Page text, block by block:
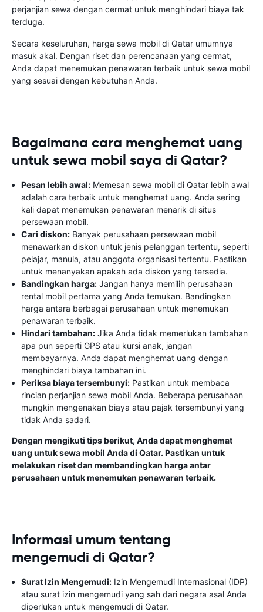
perjanjian sewa dengan cermat untuk menghindari biaya tak
terduga.
Secara keseluruhan, harga sewa mobil di Qatar umumnya
masuk akal. Dengan riset dan perencanaan yang cermat,
Anda dapat menemukan penawaran terbaik untuk sewa mobil
yang sesuai dengan kebutuhan Anda.
Bagaimana cara menghemat uang
untuk sewa mobil saya di Qatar?
Pesan lebih awal: Memesan sewa mobil di Qatar lebih awal
adalah cara terbaik untuk menghemat uang. Anda sering
kali dapat menemukan penawaran menarik di situs
persewaan mobil.
Cari diskon: Banyak perusahaan persewaan mobil
menawarkan diskon untuk jenis pelanggan tertentu, seperti
pelajar, manula, atau anggota organisasi tertentu. Pastikan
untuk menanyakan apakah ada diskon yang tersedia.
Bandingkan harga: Jangan hanya memilih perusahaan
rental mobil pertama yang Anda temukan. Bandingkan
harga antara berbagai perusahaan untuk menemukan
penawaran terbaik.
Hindari tambahan: Jika Anda tidak memerlukan tambahan
apa pun seperti GPS atau kursi anak, jangan
membayarnya. Anda dapat menghemat uang dengan
menghindari biaya tambahan ini.
Periksa biaya tersembunyi: Pastikan untuk membaca
rincian perjanjian sewa mobil Anda. Beberapa perusahaan
mungkin mengenakan biaya atau pajak tersembunyi yang
tidak Anda sadari.
Dengan mengikuti tips berikut, Anda dapat menghemat
uang untuk sewa mobil Anda di Qatar. Pastikan untuk
melakukan riset dan membandingkan harga antar
perusahaan untuk menemukan penawaran terbaik.
Informasi umum tentang
mengemudi di Qatar?
Surat Izin Mengemudi: Izin Mengemudi Internasional (IDP)
atau surat izin mengemudi yang sah dari negara asal Anda
diperlukan untuk mengemudi di Qatar.